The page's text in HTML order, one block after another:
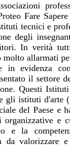
Fare
tecnici e
degli
In verità
molto allarmati
in evidenza
il settore
Questi
gli istituti d'arte (
del Paese e
e
e la
da